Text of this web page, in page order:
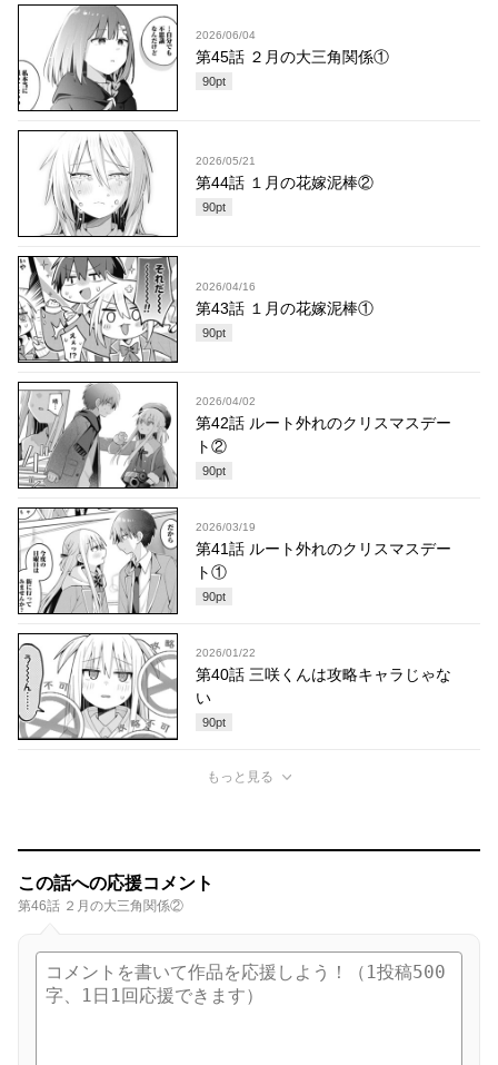
2026/06/04
第45話 ２月の大三角関係①
90pt
2026/05/21
第44話 １月の花嫁泥棒②
90pt
2026/04/16
第43話 １月の花嫁泥棒①
90pt
2026/04/02
第42話 ルート外れのクリスマスデー
ト②
90pt
2026/03/19
第41話 ルート外れのクリスマスデー
ト①
90pt
2026/01/22
第40話 三咲くんは攻略キャラじゃな
い
90pt
もっと見る
この話への応援コメント
第46話 ２月の大三角関係②